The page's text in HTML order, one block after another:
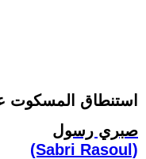
استنطاق المسكوت
صبري رسول
(Sabri Rasoul)